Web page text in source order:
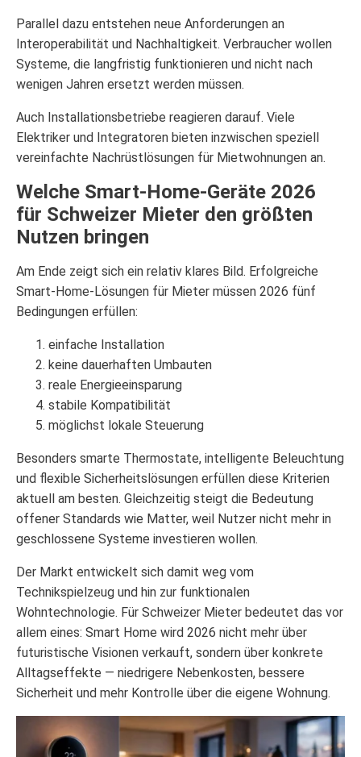
Parallel dazu entstehen neue Anforderungen an
Interoperabilität und Nachhaltigkeit. Verbraucher wollen
Systeme, die langfristig funktionieren und nicht nach
wenigen Jahren ersetzt werden müssen.
Auch Installationsbetriebe reagieren darauf. Viele
Elektriker und Integratoren bieten inzwischen speziell
vereinfachte Nachrüstlösungen für Mietwohnungen an.
Welche Smart-Home-Geräte 2026
für Schweizer Mieter den größten
Nutzen bringen
Am Ende zeigt sich ein relativ klares Bild. Erfolgreiche
Smart-Home-Lösungen für Mieter müssen 2026 fünf
Bedingungen erfüllen:
einfache Installation
keine dauerhaften Umbauten
reale Energieeinsparung
stabile Kompatibilität
möglichst lokale Steuerung
Besonders smarte Thermostate, intelligente Beleuchtung
und flexible Sicherheitslösungen erfüllen diese Kriterien
aktuell am besten. Gleichzeitig steigt die Bedeutung
offener Standards wie Matter, weil Nutzer nicht mehr in
geschlossene Systeme investieren wollen.
Der Markt entwickelt sich damit weg vom
Technikspielzeug und hin zur funktionalen
Wohntechnologie. Für Schweizer Mieter bedeutet das vor
allem eines: Smart Home wird 2026 nicht mehr über
futuristische Visionen verkauft, sondern über konkrete
Alltagseffekte — niedrigere Nebenkosten, bessere
Sicherheit und mehr Kontrolle über die eigene Wohnung.